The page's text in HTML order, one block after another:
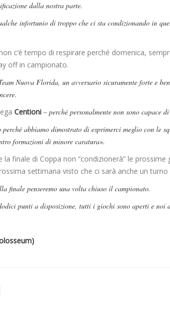
dalla nostra parte.
infortunio di troppo che ci sta condizionando in
c’è tempo di respirare perché domenica,
off in campionato.
Nuova Florida, un avversario sicuramente forte e
Centioni – perché personalmente non sono capace
perché abbiamo dimostrato di esprimerci meglio con le
formazioni di minore caratura».
la finale di Coppa non “condizionerà” le
settimana visto che ci sarà anche un
finale penseremo una volta chiuso il campionato.
punti a disposizione, tutti i giochi sono aperti e noi
to